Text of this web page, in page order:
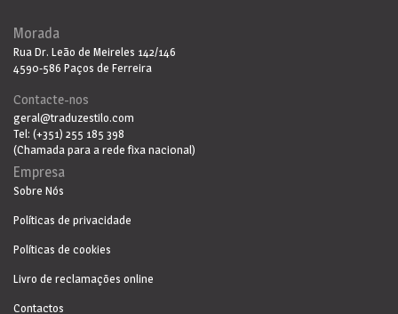
Morada
Rua Dr. Leão de Meireles 142/146
4590-586 Paços de Ferreira
Contacte-nos
geral@traduzestilo.com
Tel: (+351) 255 185 398
(Chamada para a rede fixa nacional)
Empresa
Sobre Nós
Políticas de privacidade
Políticas de cookies
Livro de reclamações online
Contactos